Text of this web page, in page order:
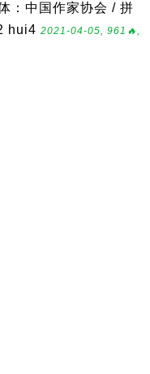
：中国作家协会 / 拼
hui4 2021-04-05, 961🔥,